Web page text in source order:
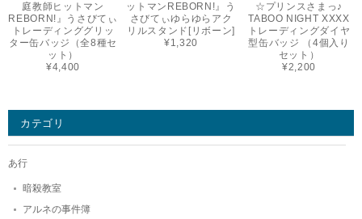
庭教師ヒットマン
REBORN!』うさびてぃ
トレーディンググリッ
ター缶バッジ（全8種セ
ット）
¥4,400
ットマンREBORN!』う
さびてぃゆらゆらアク
リルスタンド[リボーン]
¥1,320
☆プリンスさまっ♪
TABOO NIGHT XXXX
トレーディングダイヤ
型缶バッジ （4個入り
セット）
¥2,200
カテゴリ
あ行
暗殺教室
アルネの事件簿